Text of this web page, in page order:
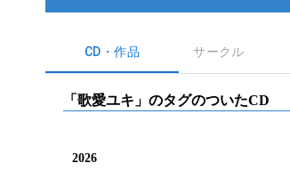
CD・作品 サークル
「 歌愛ユキ 」のタグのついたCD
2026